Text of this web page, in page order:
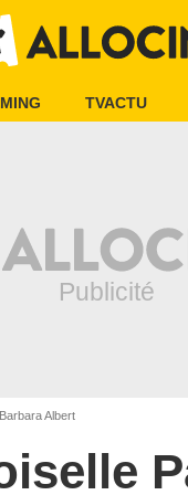
TVACTU
Albert